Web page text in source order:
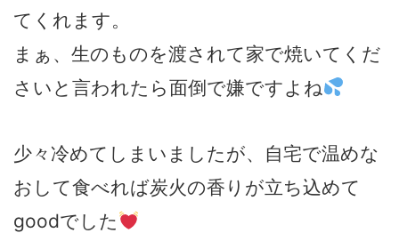
てくれます。
まぁ、生のものを渡されて家で焼いてくだ
さいと言われたら面倒で嫌ですよね
少々冷めてしまいましたが、自宅で温めな
おして食べれば炭火の香りが立ち込めて
goodでした